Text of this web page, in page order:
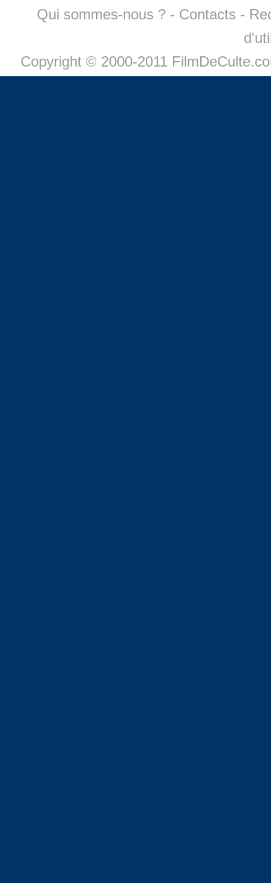
Qui sommes-nous ? - Contacts -
Copyright © 2000-2011